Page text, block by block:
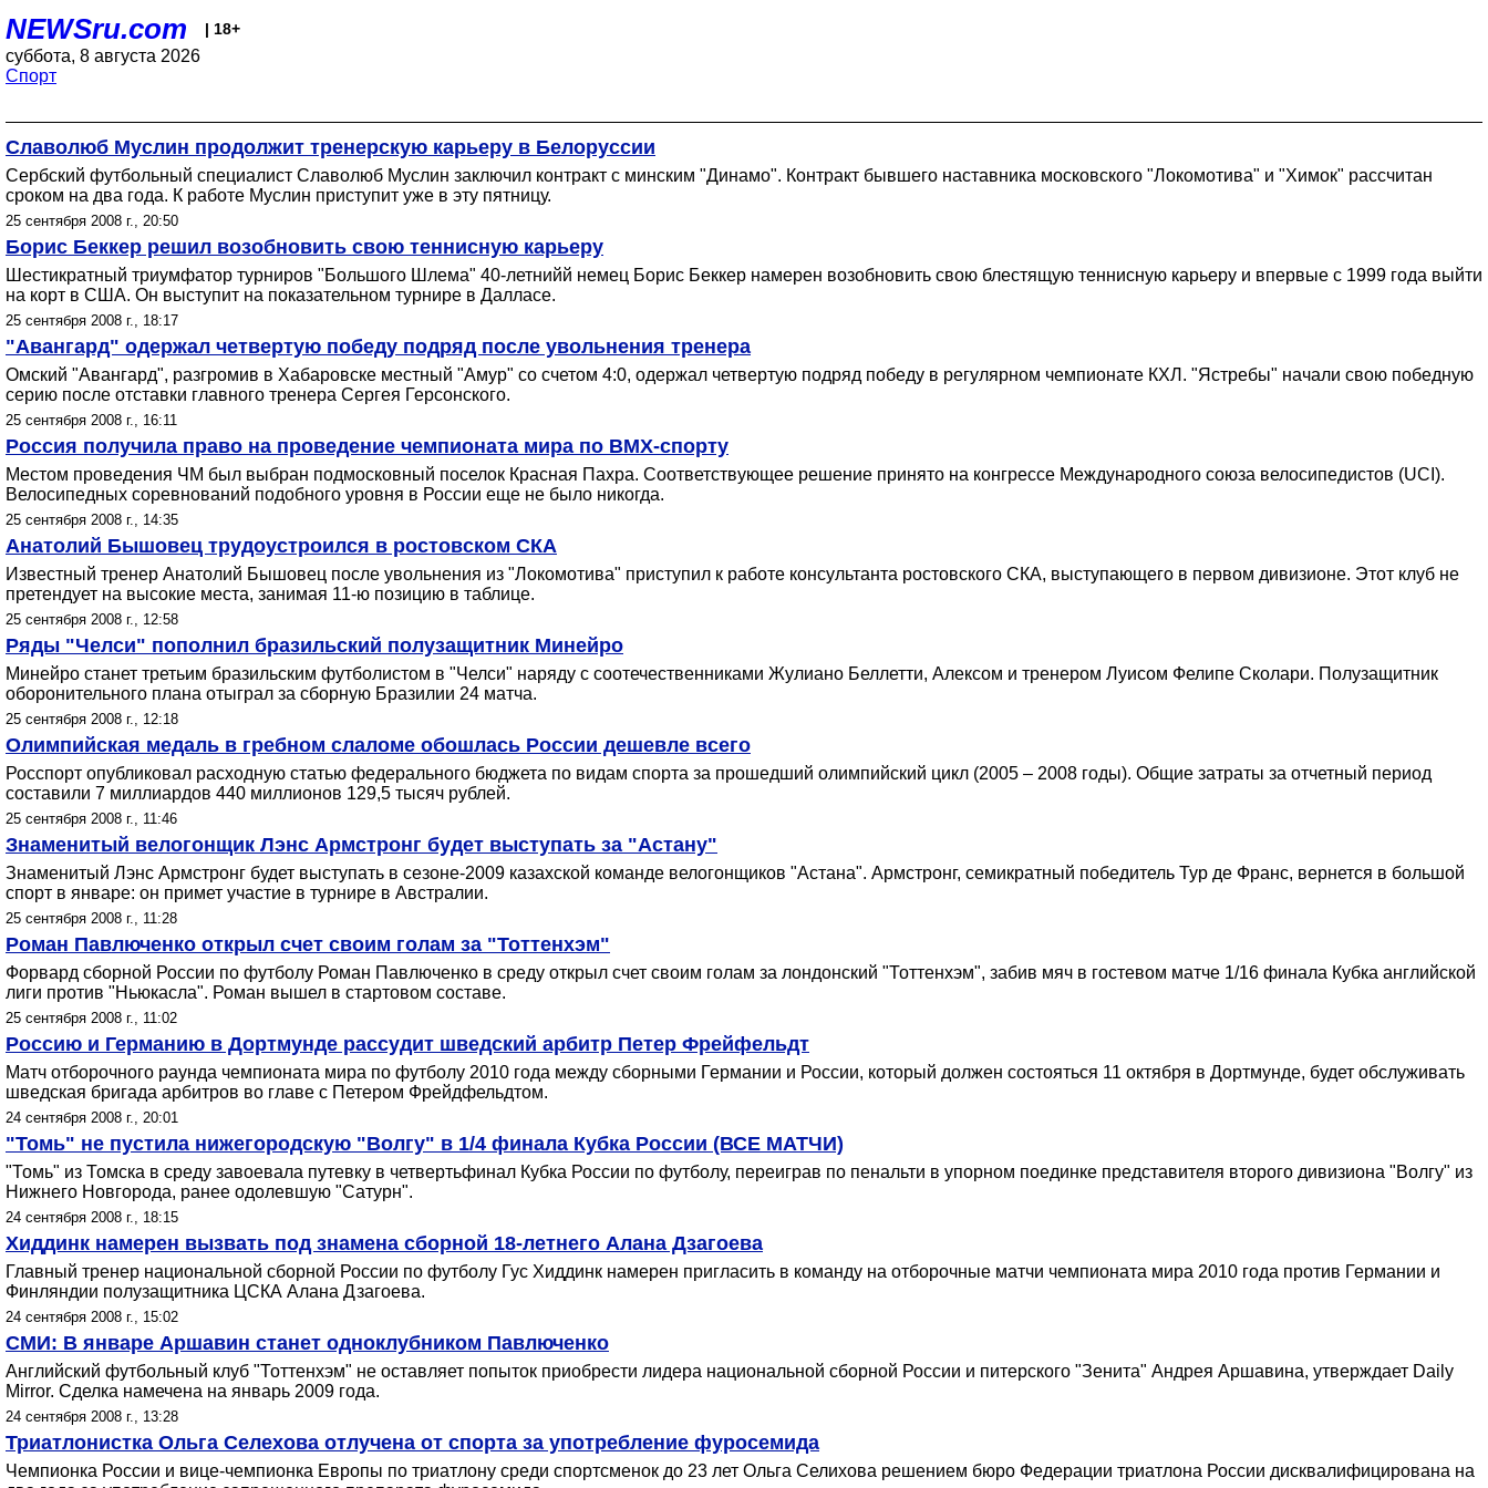
NEWSru.com | 18+
суббота, 8 августа 2026
Спорт
Славолюб Муслин продолжит тренерскую карьеру в Белоруссии
Сербский футбольный специалист Славолюб Муслин заключил контракт с минским "Динамо". Контракт бывшего наставника московского "Локомотива" и "Химок" рассчитан
сроком на два года. К работе Муслин приступит уже в эту пятницу.
25 сентября 2008 г., 20:50
Борис Беккер решил возобновить свою теннисную карьеру
Шестикратный триумфатор турниров "Большого Шлема" 40-летнийй немец Борис Беккер намерен возобновить свою блестящую теннисную карьеру и впервые с 1999 года выйти
на корт в США. Он выступит на показательном турнире в Далласе.
25 сентября 2008 г., 18:17
"Авангард" одержал четвертую победу подряд после увольнения тренера
Омский "Авангард", разгромив в Хабаровске местный "Амур" со счетом 4:0, одержал четвертую подряд победу в регулярном чемпионате КХЛ. "Ястребы" начали свою победную
серию после отставки главного тренера Сергея Герсонского.
25 сентября 2008 г., 16:11
Россия получила право на проведение чемпионата мира по BMX-спорту
Местом проведения ЧМ был выбран подмосковный поселок Красная Пахра. Соответствующее решение принято на конгрессе Международного союза велосипедистов (UCI).
Велосипедных соревнований подобного уровня в России еще не было никогда.
25 сентября 2008 г., 14:35
Анатолий Бышовец трудоустроился в ростовском СКА
Известный тренер Анатолий Бышовец после увольнения из "Локомотива" приступил к работе консультанта ростовского СКА, выступающего в первом дивизионе. Этот клуб не
претендует на высокие места, занимая 11-ю позицию в таблице.
25 сентября 2008 г., 12:58
Ряды "Челси" пополнил бразильский полузащитник Минейро
Минейро станет третьим бразильским футболистом в "Челси" наряду с соотечественниками Жулиано Беллетти, Алексом и тренером Луисом Фелипе Сколари. Полузащитник
оборонительного плана отыграл за сборную Бразилии 24 матча.
25 сентября 2008 г., 12:18
Олимпийская медаль в гребном слаломе обошлась России дешевле всего
Росспорт опубликовал расходную статью федерального бюджета по видам спорта за прошедший олимпийский цикл (2005 – 2008 годы). Общие затраты за отчетный период
составили 7 миллиардов 440 миллионов 129,5 тысяч рублей.
25 сентября 2008 г., 11:46
Знаменитый велогонщик Лэнс Армстронг будет выступать за "Астану"
Знаменитый Лэнс Армстронг будет выступать в сезоне-2009 казахской команде велогонщиков "Астана". Армстронг, семикратный победитель Тур де Франс, вернется в большой
спорт в январе: он примет участие в турнире в Австралии.
25 сентября 2008 г., 11:28
Роман Павлюченко открыл счет своим голам за "Тоттенхэм"
Форвард сборной России по футболу Роман Павлюченко в среду открыл счет своим голам за лондонский "Тоттенхэм", забив мяч в гостевом матче 1/16 финала Кубка английской
лиги против "Ньюкасла". Роман вышел в стартовом составе.
25 сентября 2008 г., 11:02
Россию и Германию в Дортмунде рассудит шведский арбитр Петер Фрейфельдт
Матч отборочного раунда чемпионата мира по футболу 2010 года между сборными Германии и России, который должен состояться 11 октября в Дортмунде, будет обслуживать
шведская бригада арбитров во главе с Петером Фрейдфельдтом.
24 сентября 2008 г., 20:01
"Томь" не пустила нижегородскую "Волгу" в 1/4 финала Кубка России (ВСЕ МАТЧИ)
"Томь" из Томска в среду завоевала путевку в четвертьфинал Кубка России по футболу, переиграв по пенальти в упорном поединке представителя второго дивизиона "Волгу" из
Нижнего Новгорода, ранее одолевшую "Сатурн".
24 сентября 2008 г., 18:15
Хиддинк намерен вызвать под знамена сборной 18-летнего Алана Дзагоева
Главный тренер национальной сборной России по футболу Гус Хиддинк намерен пригласить в команду на отборочные матчи чемпионата мира 2010 года против Германии и
Финляндии полузащитника ЦСКА Алана Дзагоева.
24 сентября 2008 г., 15:02
СМИ: В январе Аршавин станет одноклубником Павлюченко
Английский футбольный клуб "Тоттенхэм" не оставляет попыток приобрести лидера национальной сборной России и питерского "Зенита" Андрея Аршавина, утверждает Daily
Mirror. Сделка намечена на январь 2009 года.
24 сентября 2008 г., 13:28
Триатлонистка Ольга Селехова отлучена от спорта за употребление фуросемида
Чемпионка России и вице-чемпионка Европы по триатлону среди спортсменок до 23 лет Ольга Селихова решением бюро Федерации триатлона России дисквалифицирована на